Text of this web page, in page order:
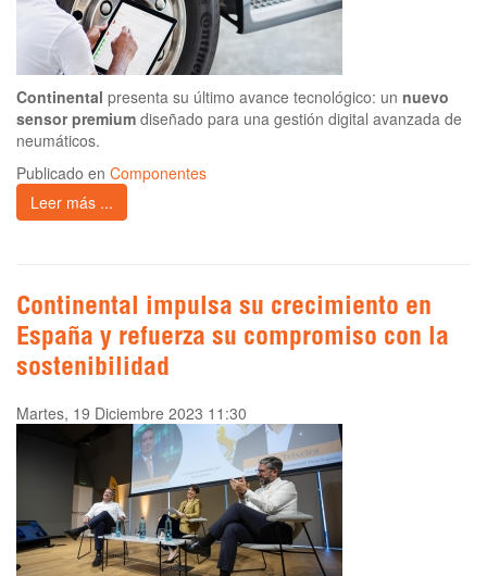
Continental presenta su último avance tecnológico: un nuevo
sensor premium diseñado para una gestión digital avanzada de
neumáticos.
Publicado en Componentes
Leer más ...
Continental impulsa su crecimiento en
España y refuerza su compromiso con la
sostenibilidad
Martes, 19 Diciembre 2023 11:30